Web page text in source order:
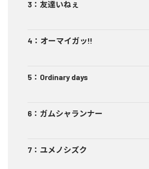
3 ： 友達いねぇ
4 ： オーマイガッ!!
5 ： Ordinary days
6 ： ガムシャランナー
7 ： ユメノシズク